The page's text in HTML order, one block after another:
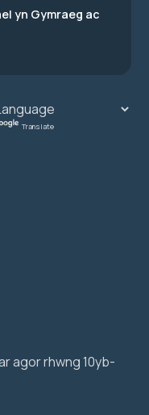
agor rhwng 10yb-
yn Gymraeg ac
Translate